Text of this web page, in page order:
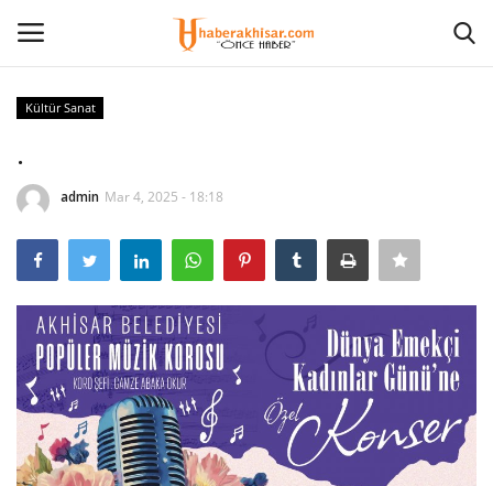
Anasayfa
Eğitim
Magazin
Spor
İletişim
Siyaset
Kültür Sanat
.
admin Mar 4, 2025 - 18:18